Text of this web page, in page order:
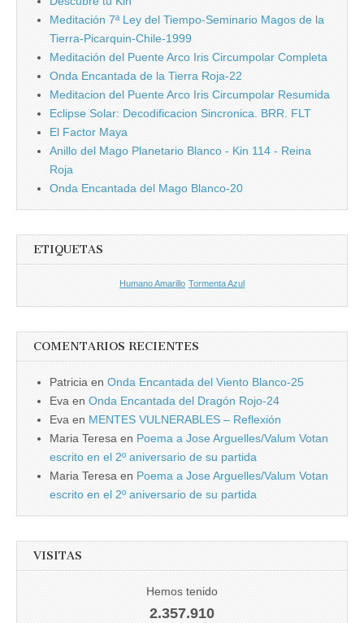
Meditación 7ª Ley del Tiempo-Seminario Magos de la
Tierra-Picarquin-Chile-1999
Meditación del Puente Arco Iris Circumpolar Completa
Onda Encantada de la Tierra Roja-22
Meditacion del Puente Arco Iris Circumpolar Resumida
Eclipse Solar: Decodificacion Sincronica. BRR. FLT
El Factor Maya
Anillo del Mago Planetario Blanco - Kin 114 - Reina
Roja
Onda Encantada del Mago Blanco-20
ETIQUETAS
Humano Amarillo Tormenta Azul
COMENTARIOS RECIENTES
Patricia en Onda Encantada del Viento Blanco-25
Eva en Onda Encantada del Dragón Rojo-24
Eva en MENTES VULNERABLES – Reflexión
Maria Teresa en Poema a Jose Arguelles/Valum Votan
escrito en el 2º aniversario de su partida
Maria Teresa en Poema a Jose Arguelles/Valum Votan
escrito en el 2º aniversario de su partida
VISITAS
Hemos tenido
2.357.910